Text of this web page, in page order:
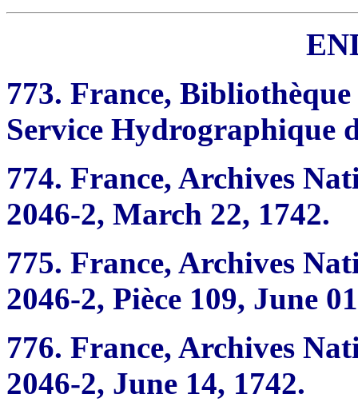
773. France,
Service Hydrographique
774. France, Archives
2046-2, March 22, 1742.
775. France, Archives
2046-2, Pièce 109, June
776. France, Archives
2046-2, June 14, 1742.